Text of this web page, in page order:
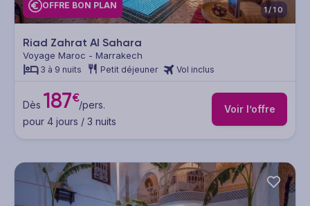
OFFRE BON PLAN 1/10
Riad Zahrat Al Sahara
Voyage Maroc - Marrakech
3 à 9 nuits Petit déjeuner Vol inclus
Dès 187€/pers.
pour 4 jours / 3 nuits
Voir l’offre